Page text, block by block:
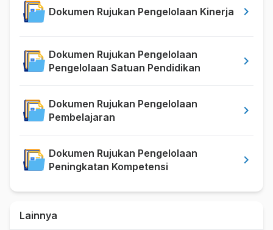
Dokumen Rujukan Pengelolaan Kinerja chevron_right
Dokumen Rujukan Pengelolaan
Pengelolaan Satuan Pendidikan
chevron_right
Dokumen Rujukan Pengelolaan
Pembelajaran
chevron_right
Dokumen Rujukan Pengelolaan
Peningkatan Kompetensi
chevron_right
Lainnya